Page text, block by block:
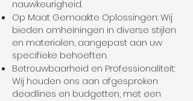
nauwkeurigheid.
Op Maat Gemaakte Oplossingen: Wij
bieden omheiningen in diverse stijlen
en materialen, aangepast aan uw
specifieke behoeften.
Betrouwbaarheid en Professionaliteit:
Wij houden ons aan afgesproken
deadlines en budgetten, met een